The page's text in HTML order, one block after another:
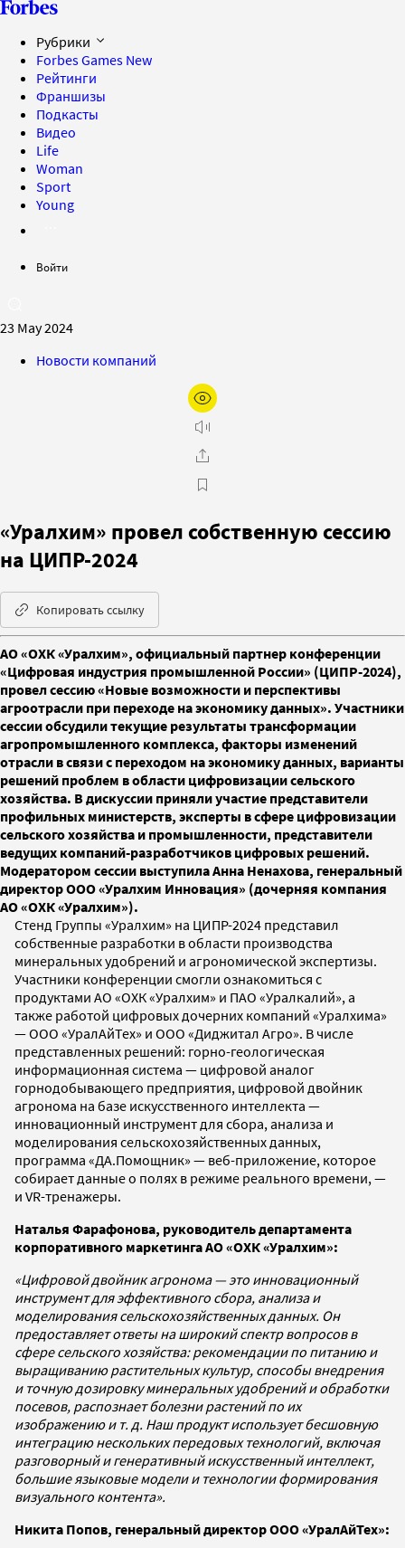
Рубрики
Forbes Games New
Рейтинги
Франшизы
Подкасты
Видео
Life
Woman
Sport
Young
Войти
23 May 2024
Новости компаний
«Уралхим» провел собственную сессию
на ЦИПР-2024
Копировать ссылку
АО «ОХК «Уралхим», официальный партнер конференции
«Цифровая индустрия промышленной России» (ЦИПР-2024),
провел сессию «Новые возможности и перспективы
агроотрасли при переходе на экономику данных». Участники
сессии обсудили текущие результаты трансформации
агропромышленного комплекса, факторы изменений
отрасли в связи с переходом на экономику данных, варианты
решений проблем в области цифровизации сельского
хозяйства. В дискуссии приняли участие представители
профильных министерств, эксперты в сфере цифровизации
сельского хозяйства и промышленности, представители
ведущих компаний-разработчиков цифровых решений.
Модератором сессии выступила Анна Ненахова, генеральный
директор ООО «Уралхим Инновация» (дочерняя компания
АО «ОХК «Уралхим»).
Стенд Группы «Уралхим» на ЦИПР-2024 представил
собственные разработки в области производства
минеральных удобрений и агрономической экспертизы.
Участники конференции смогли ознакомиться с
продуктами АО «ОХК «Уралхим» и ПАО «Уралкалий», а
также работой цифровых дочерних компаний «Уралхима»
— ООО «УралАйТех» и ООО «Диджитал Агро». В числе
представленных решений: горно-геологическая
информационная система — цифровой аналог
горнодобывающего предприятия, цифровой двойник
агронома на базе искусственного интеллекта —
инновационный инструмент для сбора, анализа и
моделирования сельскохозяйственных данных,
программа «ДА.Помощник» — веб-приложение, которое
собирает данные о полях в режиме реального времени, —
и VR-тренажеры.
Наталья Фарафонова, руководитель департамента
корпоративного маркетинга АО «ОХК «Уралхим»:
«Цифровой двойник агронома — это инновационный
инструмент для эффективного сбора, анализа и
моделирования сельскохозяйственных данных. Он
предоставляет ответы на широкий спектр вопросов в
сфере сельского хозяйства: рекомендации по питанию и
выращиванию растительных культур, способы внедрения
и точную дозировку минеральных удобрений и обработки
посевов, распознает болезни растений по их
изображению и т. д. Наш продукт использует бесшовную
интеграцию нескольких передовых технологий, включая
разговорный и генеративный искусственный интеллект,
большие языковые модели и технологии формирования
визуального контента».
Никита Попов, генеральный директор ООО «УралАйТех»: